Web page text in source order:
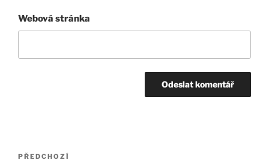
Webová stránka
Navigace
Předchozí
PŘEDCHOZÍ